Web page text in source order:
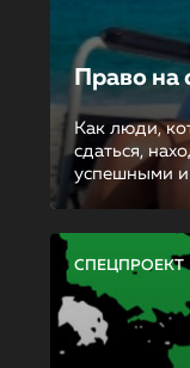
Право на
Как люди,
сдаться,
успешными и
СПЕЦПРОЕКТ